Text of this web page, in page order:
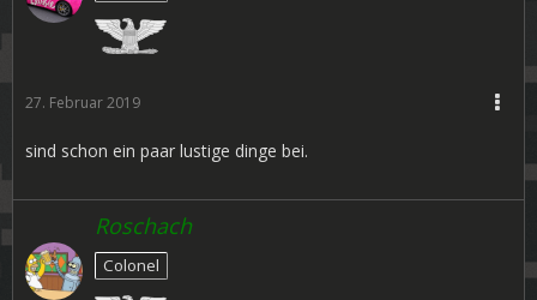
27. Februar 2019
sind schon ein paar lustige dinge bei.
Roschach
Colonel